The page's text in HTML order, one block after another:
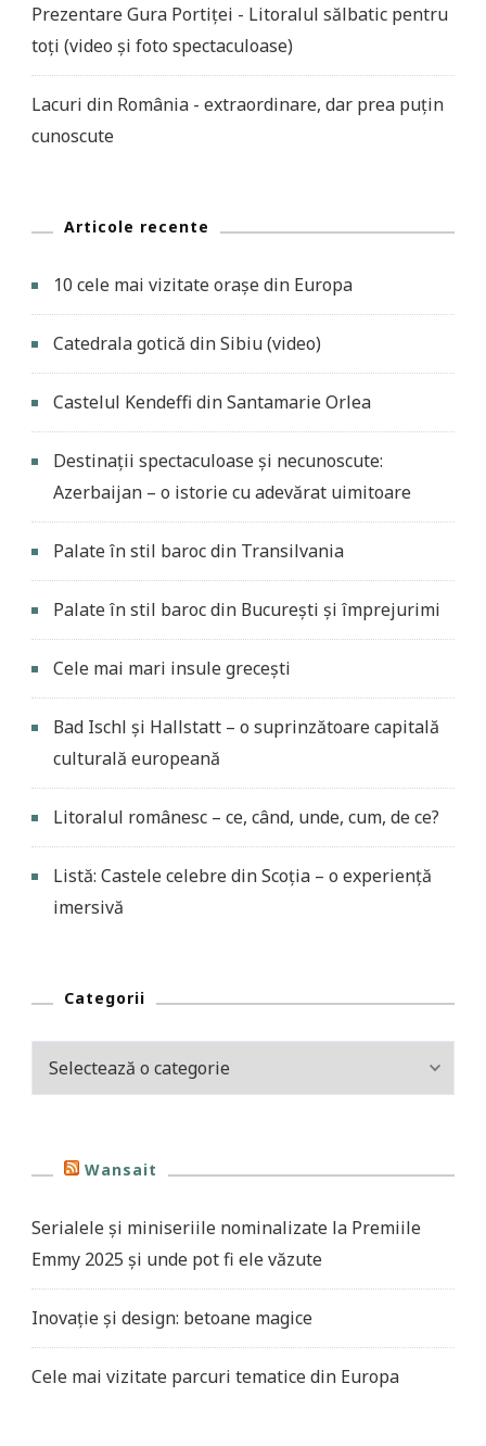
Prezentare Gura Portiței - Litoralul sălbatic pentru
toți (video și foto spectaculoase)
Lacuri din România - extraordinare, dar prea puțin
cunoscute
Articole recente
10 cele mai vizitate orașe din Europa
Catedrala gotică din Sibiu (video)
Castelul Kendeffi din Santamarie Orlea
Destinații spectaculoase și necunoscute:
Azerbaijan – o istorie cu adevărat uimitoare
Palate în stil baroc din Transilvania
Palate în stil baroc din București și împrejurimi
Cele mai mari insule grecești
Bad Ischl și Hallstatt – o suprinzătoare capitală
culturală europeană
Litoralul românesc – ce, când, unde, cum, de ce?
Listă: Castele celebre din Scoția – o experiență
imersivă
Categorii
Categorii
Wansait
Serialele și miniseriile nominalizate la Premiile
Emmy 2025 și unde pot fi ele văzute
Inovație și design: betoane magice
Cele mai vizitate parcuri tematice din Europa